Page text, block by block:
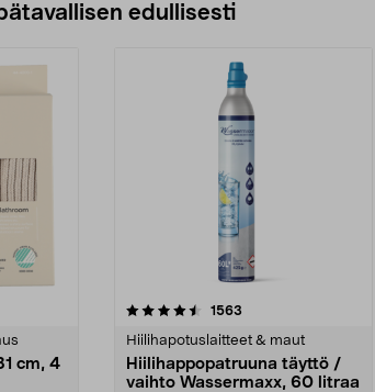
edullisesti
cm, 4
1563
Hiilihapotuslaitteet & maut
Hiilihappopatruuna täyttö /
vaihto Wassermaxx, 60 litraa
4.5viidestä